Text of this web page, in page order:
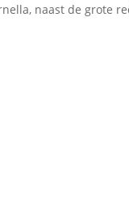
naast de grote